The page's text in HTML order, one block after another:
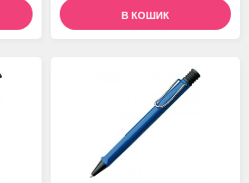
В КОШИК